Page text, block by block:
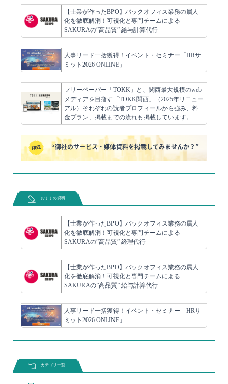
【士業が作ったBPO】バックオフィス業務の属人
化を徹底解消！可視化と専門チームによる
SAKURAの”高品質” 給与計算代行
人事リード一括獲得！イベント・セミナー「HRサ
ミット2026 ONLINE」
フリーペーパー「TOKK」と、関西最大規模のweb
メディアを目指す「TOKK関西」（2025年リニュー
アル）それぞれの読者プロフィールから強み、料
金プラン、掲載までの流れも掲載しています。
“御社のサービス・媒体資料を掲載してみませんか？”
おすすめ資料
【士業が作ったBPO】バックオフィス業務の属人
化を徹底解消！可視化と専門チームによる
SAKURAの”高品質” 経理代行
【士業が作ったBPO】バックオフィス業務の属人
化を徹底解消！可視化と専門チームによる
SAKURAの”高品質” 給与計算代行
人事リード一括獲得！イベント・セミナー「HRサ
ミット2026 ONLINE」
カテゴリ一覧